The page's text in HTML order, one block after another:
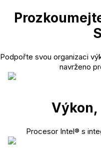
Podpořte svou organizaci
navrženo
Výkon,
Procesor Intel® s